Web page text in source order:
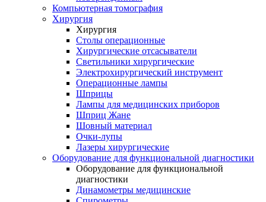
Компьютерная томография
Хирургия
Хирургия
Столы операционные
Хирургические отсасыватели
Светильники хирургические
Электрохирургический инструмент
Операционные лампы
Шприцы
Лампы для медицинских приборов
Шприц Жане
Шовный материал
Очки-лупы
Лазеры хирургические
Оборудование для функциональной диагностики
Оборудование для функциональной
диагностики
Динамометры медицинские